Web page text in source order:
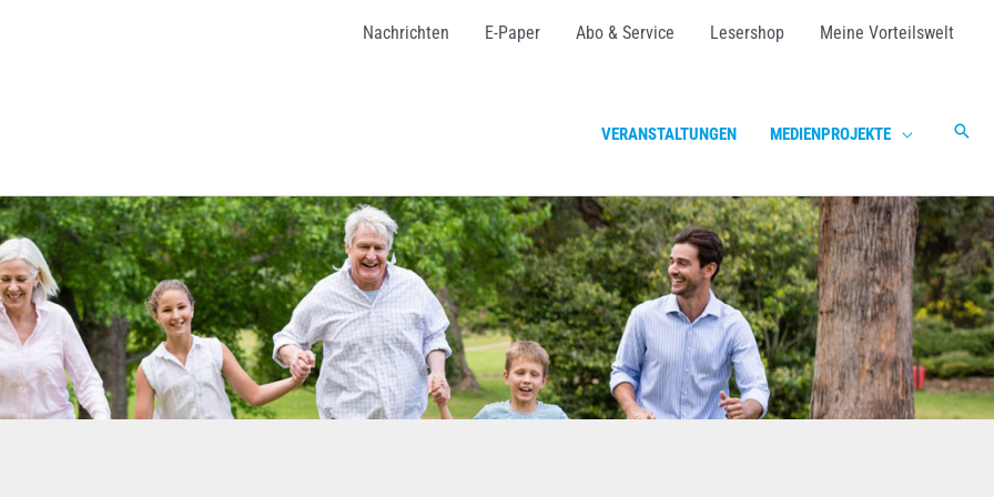
Nachrichten E-Paper Abo & Service Lesershop Meine Vorteilswelt
VERANSTALTUNGEN MEDIENPROJEKTE